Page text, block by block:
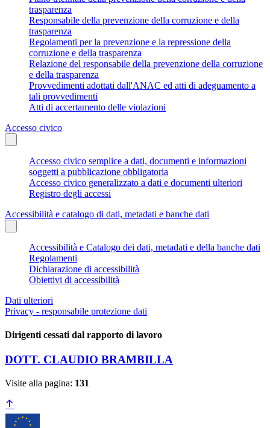
trasparenza
Responsabile della prevenzione della corruzione e della
trasparenza
Regolamenti per la prevenzione e la repressione della
corruzione e della trasparenza
Relazione del responsabile della prevenzione della corruzione
e della trasparenza
Provvedimenti adottati dall'ANAC ed atti di adeguamento a
tali provvedimenti
Atti di accertamento delle violazioni
Accesso civico
Accesso civico semplice a dati, documenti e informazioni
soggetti a pubblicazione obbligatoria
Accesso civico generalizzato a dati e documenti ulteriori
Registro degli accessi
Accessibilità e catalogo di dati, metadati e banche dati
Accessibilità e Catalogo dei dati, metadati e della banche dati
Regolamenti
Dichiarazione di accessibilità
Obiettivi di accessibilità
Dati ulteriori
Privacy - responsabile protezione dati
Dirigenti cessati dal rapporto di lavoro
DOTT. CLAUDIO BRAMBILLA
Visite alla pagina: 131